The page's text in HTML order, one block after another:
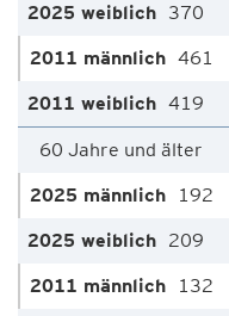
370
461
419
60 Jahre und älter
192
209
132